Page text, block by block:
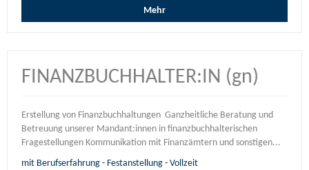
Mehr
FINANZBUCHHALTER:IN (gn)
Erstellung von Finanzbuchhaltungen Ganzheitliche Beratung und
Betreuung unserer Mandant:innen in finanzbuchhalterischen
Fragestellungen Kommunikation mit Finanzämtern und sonstigen...
mit Berufserfahrung - Festanstellung - Vollzeit